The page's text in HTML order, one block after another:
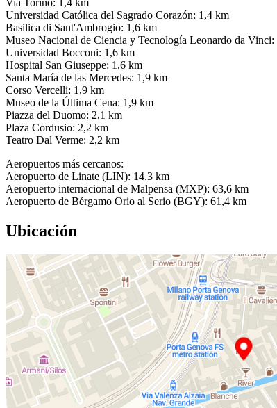
Via Torino: 1,4 km
Universidad Católica del Sagrado Corazón: 1,4 km
Basilica di Sant'Ambrogio: 1,6 km
Museo Nacional de Ciencia y Tecnología Leonardo da
Universidad Bocconi: 1,6 km
Hospital San Giuseppe: 1,6 km
Santa María de las Mercedes: 1,9 km
Corso Vercelli: 1,9 km
Museo de la Última Cena: 1,9 km
Piazza del Duomo: 2,1 km
Plaza Cordusio: 2,2 km
Teatro Dal Verme: 2,2 km
Aeropuertos más cercanos:
Aeropuerto de Linate (LIN): 14,3 km
Aeropuerto internacional de Malpensa (MXP): 63,6 km
Aeropuerto de Bérgamo Orio al Serio (BGY): 61,4 km
Ubicación